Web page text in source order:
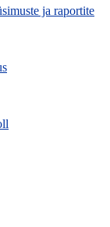
ja raportite